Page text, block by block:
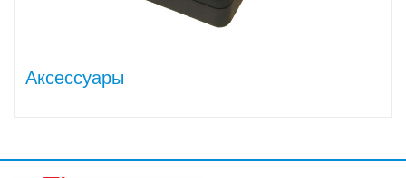
Аксессуары